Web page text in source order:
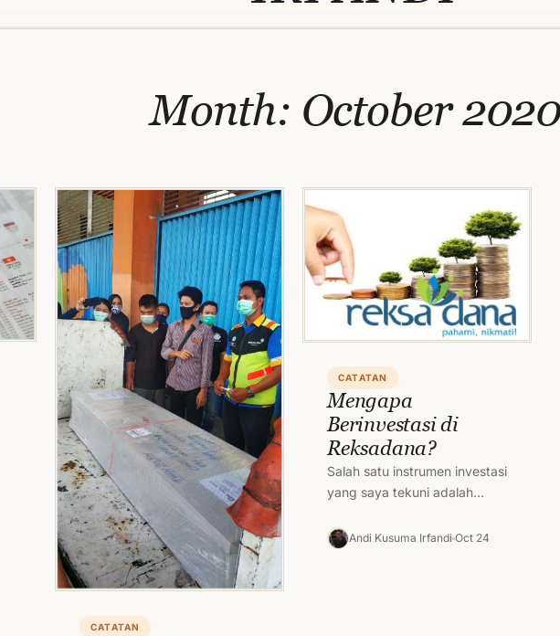
Month: October
CATATAN
CATATAN
Mengapa
Berinvestasi di
Reksadana?
Salah satu instrumen investasi
yang saya tekuni adalah
reksadana saat bangku kuliah
Andi Kusuma Irfandi Oct 24